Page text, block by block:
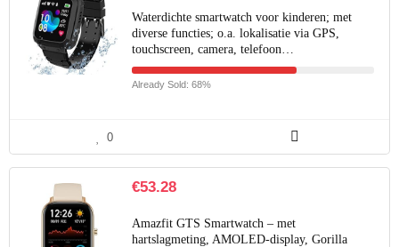
Waterdichte smartwatch voor kinderen; met
diverse functies; o.a. lokalisatie via GPS,
touchscreen, camera, telefoon…
Already Sold: 68%
0
€53.28
Amazfit GTS Smartwatch – met
hartslagmeting, AMOLED-display, Gorilla